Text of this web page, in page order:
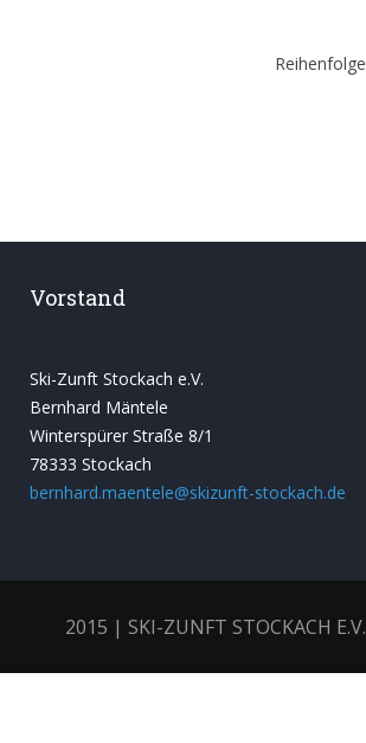
Reihenfolge
Vorstand
Ski-Zunft Stockach e.V.
Bernhard Mäntele
Winterspürer Straße 8/1
78333 Stockach
bernhard.maentele@skizunft-stockach.de
2015 | SKI-ZUNFT STOCKACH E.V.